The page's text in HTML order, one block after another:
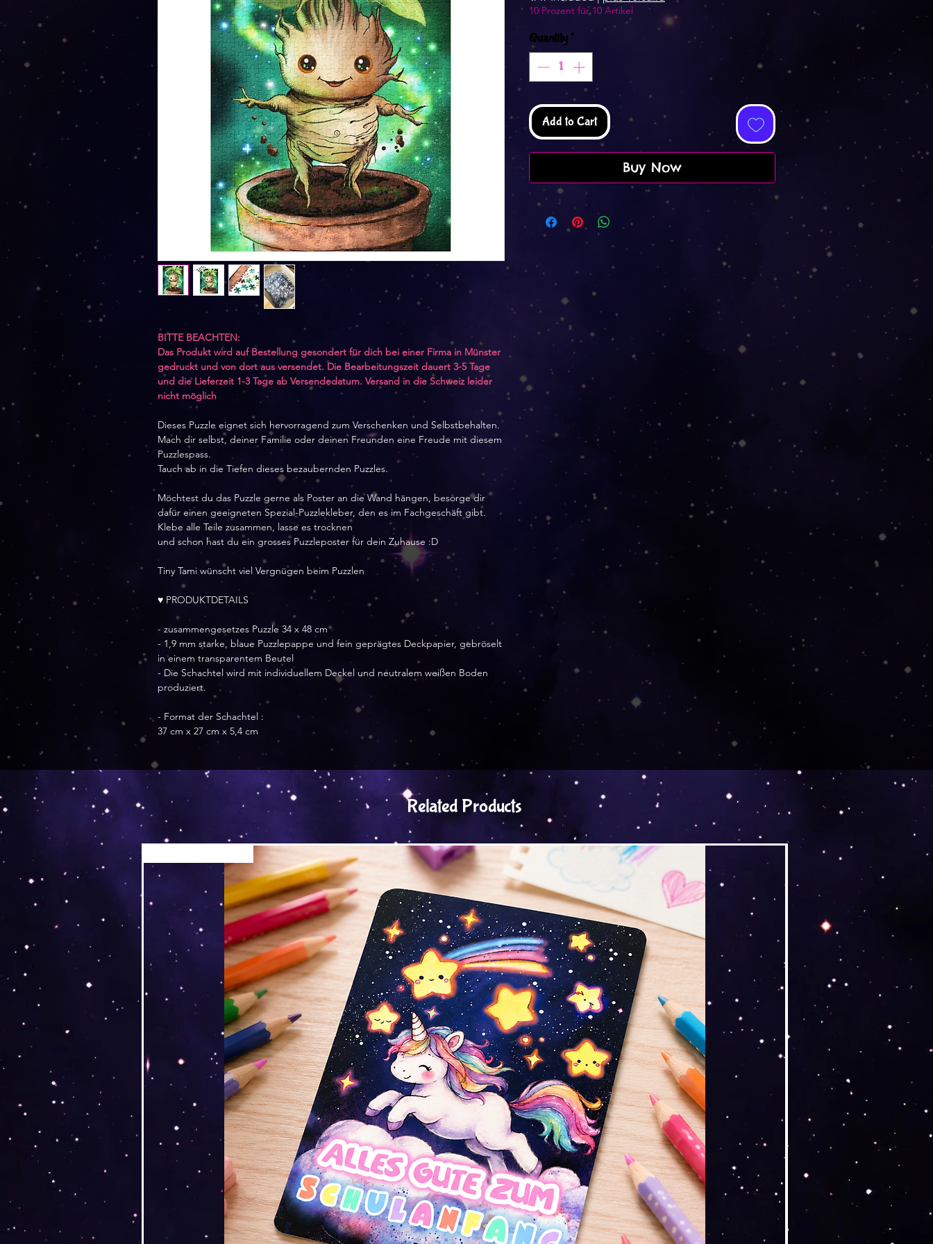
BITTE BEACHTEN:
Das Produkt wird auf Bestellung gesondert für dich bei einer Firma in Münster
gedruckt und von dort aus versendet. Die Bearbeitungszeit dauert 3-5 Tage
und die Lieferzeit 1-3 Tage ab Versendedatum. Versand in die Schweiz leider
nicht möglich
Dieses Puzzle eignet sich hervorragend zum Verschenken und Selbstbehalten.
Mach dir selbst, deiner Familie oder deinen Freunden eine Freude mit diesem
Puzzlespass.
Tauch ab in die Tiefen dieses bezaubernden Puzzles.
Möchtest du das Puzzle gerne als Poster an die Wand hängen, besorge dir
dafür einen geeigneten Spezial-Puzzlekleber, den es im Fachgeschäft gibt.
Klebe alle Teile zusammen, lasse es trocknen
und schon hast du ein grosses Puzzleposter für dein Zuhause :D
Tiny Tami wünscht viel Vergnügen beim Puzzlen
♥ PRODUKTDETAILS
- zusammengesetzes Puzzle 34 x 48 cm
- 1,9 mm starke, blaue Puzzlepappe und fein geprägtes Deckpapier, gebröselt
in einem transparentem Beutel
- Die Schachtel wird mit individuellem Deckel und neutralem weißen Boden
produziert.
- Format der Schachtel :
37 cm x 27 cm x 5,4 cm
10 Prozent für 10 Artikel
Quantity*
Add to Cart
Buy Now
Related Products
Versand by Tiny Tami